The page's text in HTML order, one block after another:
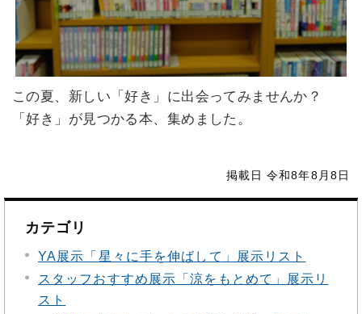
この夏、新しい「好き」に出会ってみませんか？
「好き」が見つかる本、集めました。
掲載日 令和8年8月8日
カテゴリ
YA展示「星々に手を伸ばして」展示リスト
スタッフおすすめ展示「涼をもとめて」展示リ
スト